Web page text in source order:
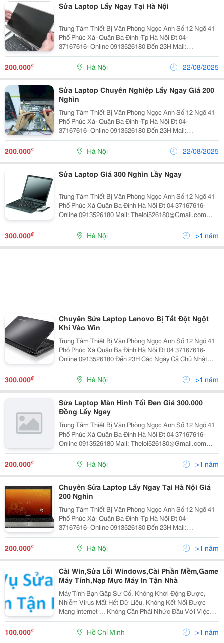
Sửa Laptop Lấy Ngay Tại Hà Nội
Trung Tâm Thiết Bị Văn Phòng Ngọc Anh Số 12 Ngõ 41
Phố Phúc Xá- Quận Ba Đình -Tp Hà Nội Đt 04-
37167616- Online 0913526180 Đến 23H Mail:
Theloi526180@Gmail.com Quý Khách Lưu Ý : Có Nhiều
Nơi Sao Chép Lại Nội Dung Này ,Là Trung Gian Khô
200.000₫ Hà Nội 22/08/2025
Sửa Laptop Chuyên Nghiệp Lấy Ngay Giá 200
Nghìn
Trung Tâm Thiết Bị Văn Phòng Ngọc Anh Số 12 Ngõ 41
Phố Phúc Xá- Quận Ba Đình -Tp Hà Nội Đt 04-
37167616- Online 0913526180 Đến 23H Mail:
Theloi526180@Gmail.com Quý Khách Lưu Ý : Có Nhiều
Nơi Sao Chép Lại Nội Dung Này ,Là Trung Gian Khô
200.000₫ Hà Nội 22/08/2025
Sửa Laptop Giá 300 Nghìn Lầy Ngay
Trung Tâm Thiết Bị Văn Phòng Ngọc Anh Số 12 Ngõ 41
Phố Phúc Xá Quận Ba Đình Hà Nội Đt 04 37167616-
Online 0913526180 Mail: Theloi526180@Gmail.com
Quý Khách Lưu Ý :Có Nhiều Nơi Sao Chép Lại Nội Dung
300.000₫ Hà Nội >1 năm
Chuyên Sửa Laptop Lenovo Bị Tắt Đột Ngột
Khi Vào Win
Trung Tâm Thiết Bị Văn Phòng Ngọc Anh Số 12 Ngõ 41
Phố Phúc Xá Quận Ba Đình Hà Nội Đt 04 37167616-
Online 0913526180 Đến 23H Các Ngày Cả Chủ Nhật
Mail: Theloi526180@Gmail.com Quý Khách Lưu Ý :Có
Nhiều Nơi Sao Chép Lại Nội Dung Này ,Nhưng
300.000₫ Hà Nội >1 năm
Sửa Laptop Màn Hình Tối Đen Giá 300.000
Đồng Lấy Ngay
Trung Tâm Thiết Bị Văn Phòng Ngọc Anh Số 12 Ngõ 41
Phố Phúc Xá Quận Ba Đình Hà Nội Đt 04 37167616-
Online 0913526180 Mail: Theloi526180@Gmail.com
Quý Khách Lưu Ý :Có Nhiều Nơi Sao Chép Lại Nội Dung
200.000₫ Hà Nội >1 năm
Chuyên Sửa Laptop Lấy Ngay Tại Hà Nội Giá
200 Nghìn
Trung Tâm Thiết Bị Văn Phòng Ngọc Anh Số 12 Ngõ 41
Phố Phúc Xá- Quận Ba Đình -Tp Hà Nội Đt 04-
37167616- Online 0913526180 Đến 23H Mail:
Theloi526180@Gmail.com Quý Khách Lưu Ý : Có Nhiều
Nơi Sao Chép Lại Nội Dung Này ,Là Trung Gian Khô
200.000₫ Hà Nội >1 năm
Cài Win,Sửa Lỗi Windows,Cài Phần Mềm,Game
Máy Tính,Nạp Mực Máy In Tận Nhà
Máy Tính Bạn Gặp Sự Cố, Không Khởi Động Được,
Nhiễm Virus Mất Hết Dữ Liệu, Không Kết Nối Được
Mạng Internet ... Không Cần Phải Nhức Đầu Với Việc
Tháo Lắp Máy , Hay Vận Chuyển Máy Đi Lại Nhiều Lần
Làm Tăng Khả Năng Hỏng Hóc Các Linh Kiện , Thiết
100.000₫ Hồ Chí Minh >1 năm